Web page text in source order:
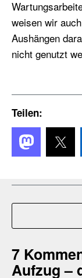
weisen wir
Aushängen
nicht genutzt
Teilen:
7
Aufzug –